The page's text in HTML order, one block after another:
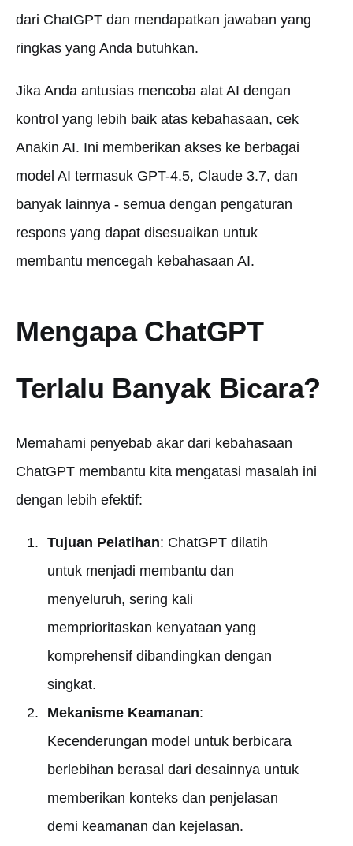
dari ChatGPT dan mendapatkan jawaban yang
ringkas yang Anda butuhkan.
Jika Anda antusias mencoba alat AI dengan
kontrol yang lebih baik atas kebahasaan, cek
Anakin AI. Ini memberikan akses ke berbagai
model AI termasuk GPT-4.5, Claude 3.7, dan
banyak lainnya - semua dengan pengaturan
respons yang dapat disesuaikan untuk
membantu mencegah kebahasaan AI.
Mengapa ChatGPT
Terlalu Banyak Bicara?
Memahami penyebab akar dari kebahasaan
ChatGPT membantu kita mengatasi masalah ini
dengan lebih efektif:
Tujuan Pelatihan: ChatGPT dilatih
untuk menjadi membantu dan
menyeluruh, sering kali
memprioritaskan kenyataan yang
komprehensif dibandingkan dengan
singkat.
Mekanisme Keamanan:
Kecenderungan model untuk berbicara
berlebihan berasal dari desainnya untuk
memberikan konteks dan penjelasan
demi keamanan dan kejelasan.